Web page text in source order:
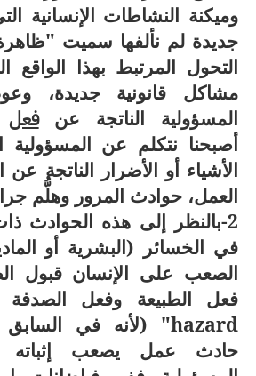
وميكنة النشاطات الإنسانية
جديدة لم نألفها سميت
التحول المرتبط بهذا الواقع
مشاكل قانونية جديدة،
المسؤولية الناتجة عن فعلو
أصبحنا نتكلم عن المسؤولية
الأشياء أو الأضرار الناتجة
العمل، حوادث المرور وهلُّم
2-بالنظر إلى هذه الحوادث ذات
في الخسائر (البشرية أو
الصعب على الإنسان قبول
فعل الطبيعة وفعل الصدفة "
hazard
"(لأنه في السابق
حادث عمل يصعب إثباته